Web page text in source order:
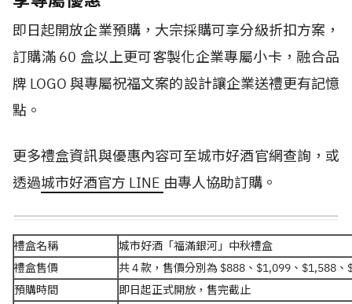
即日起開放企業預購，大宗採購可享分級折扣方案，
訂購滿 60 盒以上更可客製化企業專屬小卡，融合品
牌 LOGO 與專屬祝福文案的設計讓企業送禮更有記憶
點。
更多禮盒資訊與優惠內容可至城市好酒官網查詢，或
透過城市好酒官方 LINE 由專人協助訂購。
禮盒名稱
城市好酒「福滿銀河」中秋禮盒
禮盒售價
共 4 款，售價分別為 $888、$1,099、$1,588、
預購時間
即日起正式開放，售完截止